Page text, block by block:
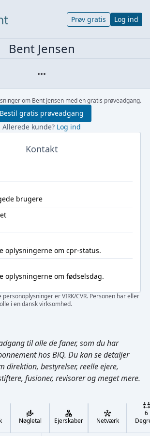
Prøv gratis Log ind
Bent Jensen
om Bent Jensen med en gratis prøveadgang.
Bestil gratis prøveadgang
Allerede kunde? Log ind
Kontakt
brugere
oplysningerne om cpr-status.
oplysningerne om fødselsdag.
er VIRK/CVR. Personen har eller
i en dansk virksomhed.
til alle de faner, som du har
hos BiQ. Du kan se detaljer
direktion, bestyrelser, reelle ejere,
fusioner, revisorer og meget mere.
Nøgletal Ejerskaber Netværk
6